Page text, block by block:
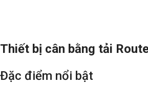
Thiết bị cân bằng tải
Đặc điểm nổi bật